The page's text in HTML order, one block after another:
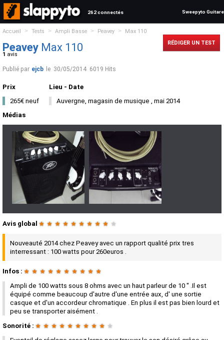
262 connectés Sweepyto Guitare
Accueil > Tests > Ampli Basse > Peavey > Max 110
Peavey Max 110
1 avis
RÉDIGER UN TEST
Publié par ejcb le 30/05/2014 6019 Hits
Prix
265€ neuf
Lieu - Date
Auvergne, magasin de musique , mai 2014
Médias
Avis global ★ ★ ★ ★ ★ ★ ★ ★ ★ ★
Nouveauté 2014 chez Peavey avec un rapport qualité prix tres
interressant : 100 watts pour 260euros .
Infos : ★ ★ ★ ★ ★ ★ ★ ★ ★ ★
Ampli de 100 watts sous 8 ohms avec un haut parleur de 10 '' .Il est
équipé comme beaucoup d'autre d'une entrée aux, d' une sortie
casque et d'un accordeur chromatique . En plus il est pas bien lourd et
peu se transporter aisément .
Sonorité : ★ ★ ★ ★ ★ ★ ★ ★ ★ ★